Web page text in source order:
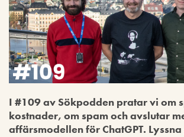
I #109 av Sökpodden pratar vi om
kostnader, om spam och avslutar
affärsmodellen för ChatGPT.